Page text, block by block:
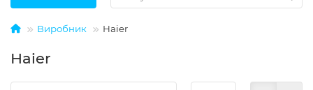
Виробник Haier
Haier